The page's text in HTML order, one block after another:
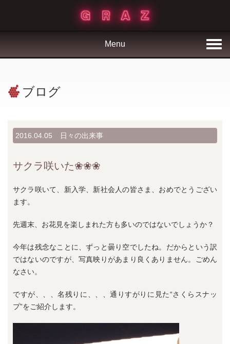
Menu
ブログ
2016.04.05 日々の出来事
サクラ咲いた❀❀❀
サクラ咲いて、新入学、新社会人の皆さま、おめでとうござい
ます。
先週末、お花見を楽しまれた方も多いのではないでしょうか？
今年は残念なことに、ずっと曇り空でしたね。だからという訳
ではないのですが、写真映りがあまり良くありません。ごめん
なさい。
ですが、、、名残りに、、、通りすがりに見た“さくらスナッ
プ”をご紹介します。